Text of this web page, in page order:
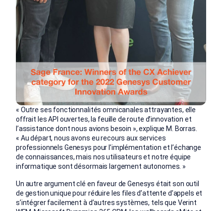
« Outre ses fonctionnalités omnicanales attrayantes, elle
offrait les API ouvertes, la feuille de route d’innovation et
l’assistance dont nous avions besoin », explique M. Borras.
« Au départ, nous avons eu recours aux services
professionnels Genesys pour l’implémentation et l’échange
de connaissances, mais nos utilisateurs et notre équipe
informatique sont désormais largement autonomes. »
Un autre argument clé en faveur de Genesys était son outil
de gestion unique pour réduire les files d’attente d’appels et
s’intégrer facilement à d’autres systèmes, tels que Verint